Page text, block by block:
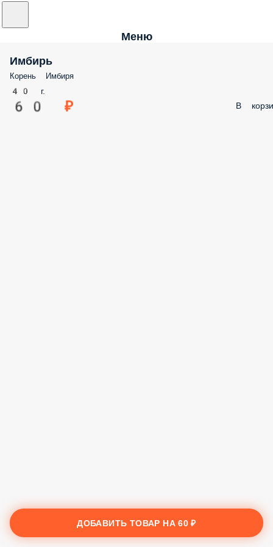
Меню
Имбирь
Корень Имбиря
40 г.
60 ₽ В
ДОБАВИТЬ ТОВАР НА60 ₽